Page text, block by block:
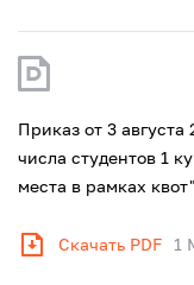
Приказ от 3
числа студентов 1
места в рамках квот"
Скачать PDF 1